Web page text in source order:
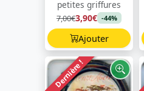
petites griffures
7,00€3,90€ -44%
Ajouter
Dernière !